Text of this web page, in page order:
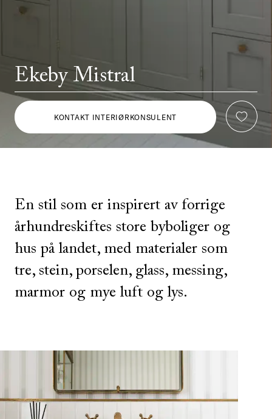
Ekeby Mistral
KONTAKT INTERIØRKONSULENT
En stil som er inspirert av forrige
århundreskiftes store byboliger og
hus på landet, med materialer som
tre, stein, porselen, glass, messing,
marmor og mye luft og lys.